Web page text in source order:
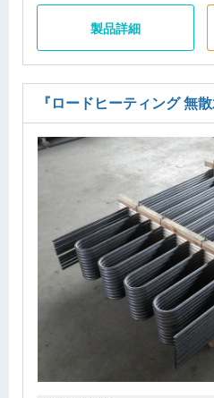
製品詳細
『ロードヒーティング 無